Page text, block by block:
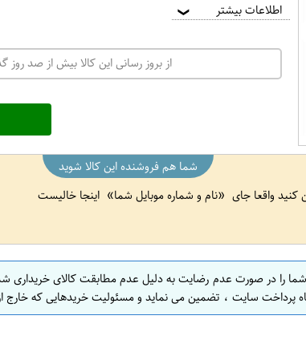
اطلاعات بیشتر ❯
از بروز رسانی این کالا بیش از صد
شما هم فروشنده این کالا شوید
کنید واقعا جای
نام و شماره موبایل شما اینجا خالیست
شما را در صورت عدم رضایت به دلیل عدم مطابقت کالای
پرداخت سایت ، تضمین می نماید و مسئولیت خریدهایی که خارج